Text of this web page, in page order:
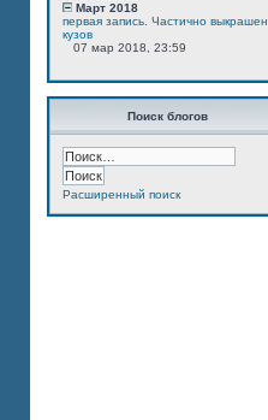
Март 2018
первая запись. Частично выкрашен
кузов
07 мар 2018, 23:59
Поиск блогов
Расширенный поиск